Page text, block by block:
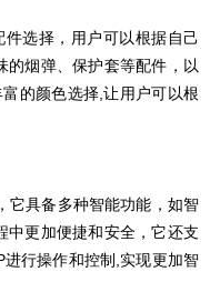
选择，用户可以根据自己
的烟弹、保护套等配件，以
的颜色选择,让用户可以根
它具备多种智能功能，如智
中更加便捷和安全，它还支
行操作和控制,实现更加智